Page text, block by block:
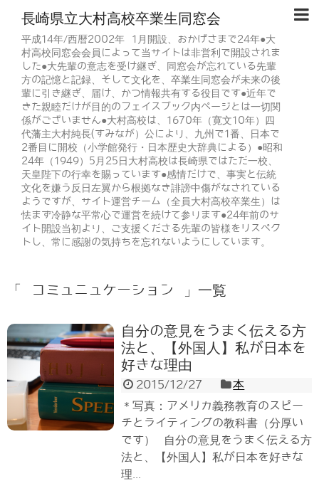
長崎県立大村高校卒業生同窓会
平成14年/西暦2002年 1月開設、おかげさまで24年●大
村高校同窓会会員によって当サイトは非営利で開設されま
した●大先輩の意志を受け継ぎ、同窓会が忘れている先輩
方の記憶と記録、そして文化を、卒業生同窓会が未来の後
輩に引き継ぎ、届け、かつ情報共有する役目です●近年で
きた親睦だけが目的のフェイスブック内ページとは一切関
係がございません●大村高校は、1670年（寛文10年）四
代藩主大村純長(すみなが）公により、九州で1番、日本で
2番目に開校（小学館発行・日本歴史大辞典による）●昭和
24年（1949）5月25日大村高校は長崎県ではただ一校、
天皇陛下の行幸を賜っています●感情だけで、事実と伝統
文化を嫌う反日左翼から根拠なき誹謗中傷がなされている
ようですが、サイト運営チーム（全員大村高校卒業生）は
怯まず冷静な平常心で運営を続けて参ります●24年前のサ
イト開設当初より、ご支援くださる先輩の皆様をリスペク
トし、常に感謝の気持ちを忘れないようにしています。
「 コミュニュケーション 」一覧
自分の意見をうまく伝える方
法と、【外国人】私が日本を
好きな理由
2015/12/27
本
＊写真：アメリカ義務教育のスピー
チとライティングの教科書（分厚い
です） 自分の意見をうまく伝える方
法と、【外国人】私が日本を好きな
理...